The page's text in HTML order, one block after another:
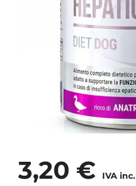
3,20 € IVA inc.